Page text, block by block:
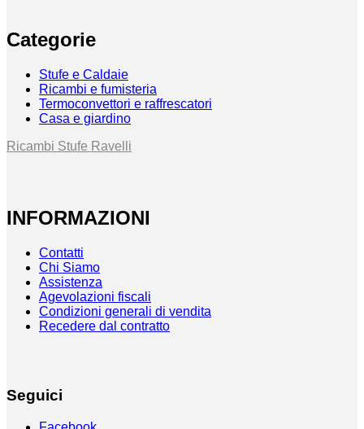
Categorie
Stufe e Caldaie
Ricambi e fumisteria
Termoconvettori e raffrescatori
Casa e giardino
Ricambi Stufe Ravelli
INFORMAZIONI
Contatti
Chi Siamo
Assistenza
Agevolazioni fiscali
Condizioni generali di vendita
Recedere dal contratto
Seguici